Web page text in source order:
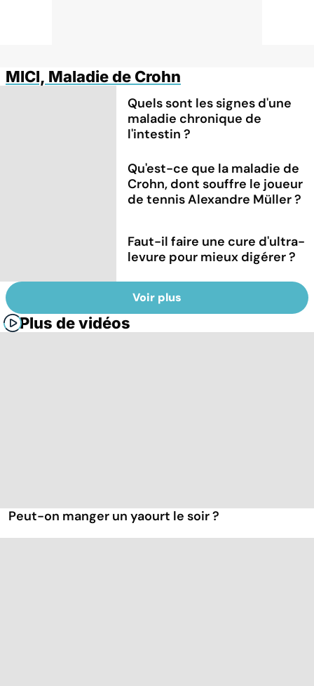
MICI, Maladie de Crohn
Quels sont les signes d'une
maladie chronique de
l'intestin ?
Qu'est-ce que la maladie de
Crohn, dont souffre le joueur
de tennis Alexandre Müller ?
Faut-il faire une cure d'ultra-
levure pour mieux digérer ?
Voir plus
Plus de vidéos
Peut-on manger un yaourt le soir ?